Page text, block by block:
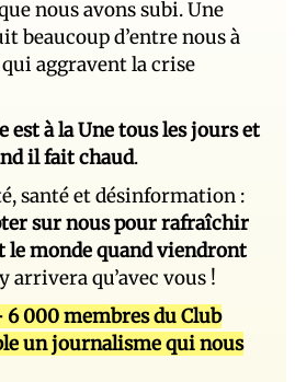
nous avons subi. Une
beaucoup d’entre nous à
aggravent la crise
est à la Une tous les jours et
il fait chaud.
santé et désinformation :
sur nous pour rafraîchir
le monde quand viendront
arrivera qu’avec vous !
6 000 membres du Club
un journalisme qui nous